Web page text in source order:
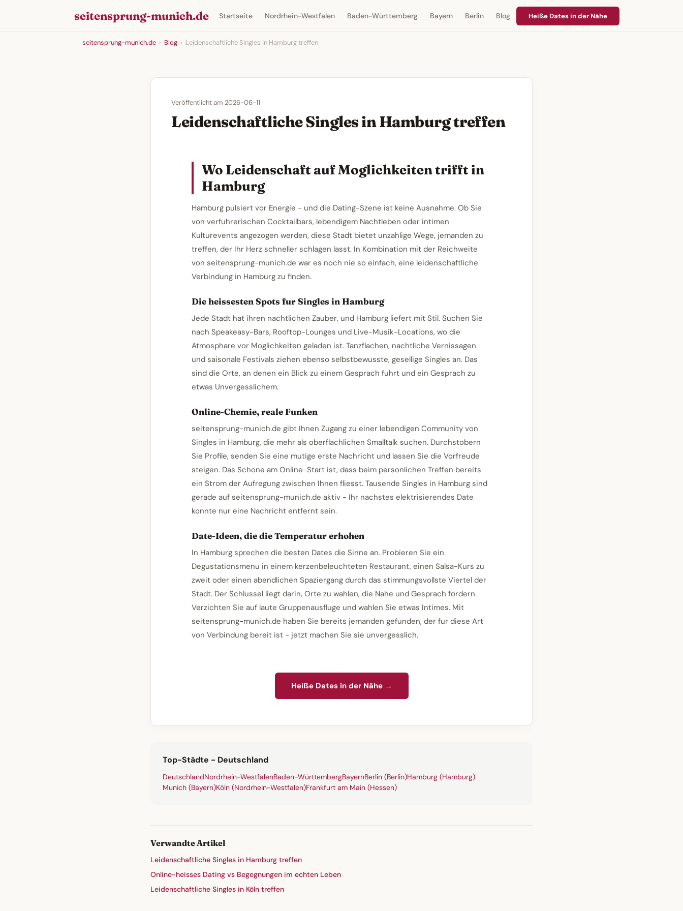
seitensprung-munich.de Startseite Nordrhein-Westfalen Baden-Württemberg Bayern Berlin Blog Heiße Dates in der Nähe
seitensprung-munich.de › Blog › Leidenschaftliche Singles in Hamburg treffen
Veröffentlicht am 2026-06-11
Leidenschaftliche Singles in Hamburg treffen
Wo Leidenschaft auf Moglichkeiten trifft in
Hamburg
Hamburg pulsiert vor Energie - und die Dating-Szene ist keine Ausnahme. Ob Sie
von verfuhrerischen Cocktailbars, lebendigem Nachtleben oder intimen
Kulturevents angezogen werden, diese Stadt bietet unzahlige Wege, jemanden zu
treffen, der Ihr Herz schneller schlagen lasst. In Kombination mit der Reichweite
von seitensprung-munich.de war es noch nie so einfach, eine leidenschaftliche
Verbindung in Hamburg zu finden.
Die heissesten Spots fur Singles in Hamburg
Jede Stadt hat ihren nachtlichen Zauber, und Hamburg liefert mit Stil. Suchen Sie
nach Speakeasy-Bars, Rooftop-Lounges und Live-Musik-Locations, wo die
Atmosphare vor Moglichkeiten geladen ist. Tanzflachen, nachtliche Vernissagen
und saisonale Festivals ziehen ebenso selbstbewusste, gesellige Singles an. Das
sind die Orte, an denen ein Blick zu einem Gesprach fuhrt und ein Gesprach zu
etwas Unvergesslichem.
Online-Chemie, reale Funken
seitensprung-munich.de gibt Ihnen Zugang zu einer lebendigen Community von
Singles in Hamburg, die mehr als oberflachlichen Smalltalk suchen. Durchstobern
Sie Profile, senden Sie eine mutige erste Nachricht und lassen Sie die Vorfreude
steigen. Das Schone am Online-Start ist, dass beim personlichen Treffen bereits
ein Strom der Aufregung zwischen Ihnen fliesst. Tausende Singles in Hamburg sind
gerade auf seitensprung-munich.de aktiv - Ihr nachstes elektrisierendes Date
konnte nur eine Nachricht entfernt sein.
Date-Ideen, die die Temperatur erhohen
In Hamburg sprechen die besten Dates die Sinne an. Probieren Sie ein
Degustationsmenu in einem kerzenbeleuchteten Restaurant, einen Salsa-Kurs zu
zweit oder einen abendlichen Spaziergang durch das stimmungsvollste Viertel der
Stadt. Der Schlussel liegt darin, Orte zu wahlen, die Nahe und Gesprach fordern.
Verzichten Sie auf laute Gruppenausfluge und wahlen Sie etwas Intimes. Mit
seitensprung-munich.de haben Sie bereits jemanden gefunden, der fur diese Art
von Verbindung bereit ist - jetzt machen Sie sie unvergesslich.
Heiße Dates in der Nähe →
Top-Städte - Deutschland
DeutschlandNordrhein-WestfalenBaden-WürttembergBayernBerlin (Berlin)Hamburg (Hamburg)
Munich (Bayern)Köln (Nordrhein-Westfalen)Frankfurt am Main (Hessen)
Verwandte Artikel
Leidenschaftliche Singles in Hamburg treffen
Online-heisses Dating vs Begegnungen im echten Leben
Leidenschaftliche Singles in Köln treffen